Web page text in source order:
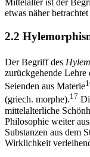
Mittelalter ist der
etwas näher
2.2
Der Begriff des
zurückgehende Lehre
Seienden aus Materie
(griech. morphe).17
mittelalterliche
Philosophie weiter
Substanzen aus dem
Wirklichkeit